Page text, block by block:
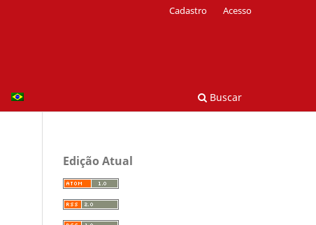
Buscar
Cadastro Acesso
Edição Atual